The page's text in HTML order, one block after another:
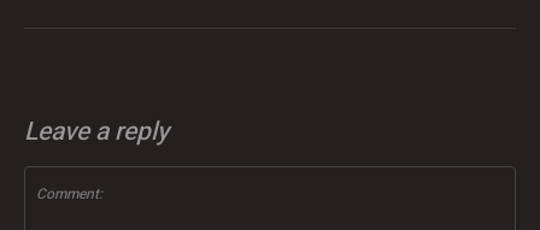
Leave a reply